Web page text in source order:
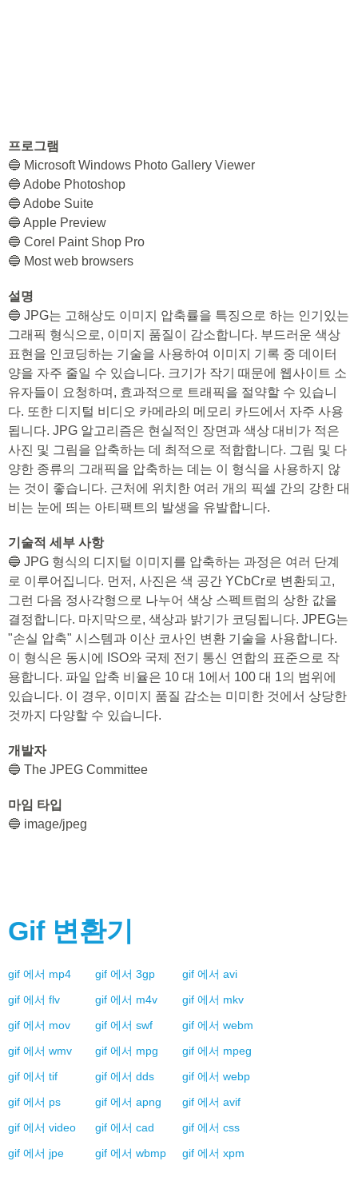
프로그램
🔵 Microsoft Windows Photo Gallery Viewer
🔵 Adobe Photoshop
🔵 Adobe Suite
🔵 Apple Preview
🔵 Corel Paint Shop Pro
🔵 Most web browsers
설명
🔵 JPG는 고해상도 이미지 압축률을 특징으로 하는 인기있는
그래픽 형식으로, 이미지 품질이 감소합니다. 부드러운 색상
표현을 인코딩하는 기술을 사용하여 이미지 기록 중 데이터
양을 자주 줄일 수 있습니다. 크기가 작기 때문에 웹사이트 소
유자들이 요청하며, 효과적으로 트래픽을 절약할 수 있습니
다. 또한 디지털 비디오 카메라의 메모리 카드에서 자주 사용
됩니다. JPG 알고리즘은 현실적인 장면과 색상 대비가 적은
사진 및 그림을 압축하는 데 최적으로 적합합니다. 그림 및 다
양한 종류의 그래픽을 압축하는 데는 이 형식을 사용하지 않
는 것이 좋습니다. 근처에 위치한 여러 개의 픽셀 간의 강한 대
비는 눈에 띄는 아티팩트의 발생을 유발합니다.
기술적 세부 사항
🔵 JPG 형식의 디지털 이미지를 압축하는 과정은 여러 단계
로 이루어집니다. 먼저, 사진은 색 공간 YCbCr로 변환되고,
그런 다음 정사각형으로 나누어 색상 스펙트럼의 상한 값을
결정합니다. 마지막으로, 색상과 밝기가 코딩됩니다. JPEG는
"손실 압축" 시스템과 이산 코사인 변환 기술을 사용합니다.
이 형식은 동시에 ISO와 국제 전기 통신 연합의 표준으로 작
용합니다. 파일 압축 비율은 10 대 1에서 100 대 1의 범위에
있습니다. 이 경우, 이미지 품질 감소는 미미한 것에서 상당한
것까지 다양할 수 있습니다.
개발자
🔵 The JPEG Committee
마임 타입
🔵 image/jpeg
Gif 변환기
gif 에서 mp4 gif 에서 3gp gif 에서 avi
gif 에서 flv gif 에서 m4v gif 에서 mkv
gif 에서 mov gif 에서 swf gif 에서 webm
gif 에서 wmv gif 에서 mpg gif 에서 mpeg
gif 에서 tif gif 에서 dds gif 에서 webp
gif 에서 ps gif 에서 apng gif 에서 avif
gif 에서 video gif 에서 cad gif 에서 css
gif 에서 jpe gif 에서 wbmp gif 에서 xpm